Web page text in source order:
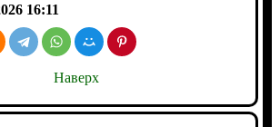
16:11
Наверх